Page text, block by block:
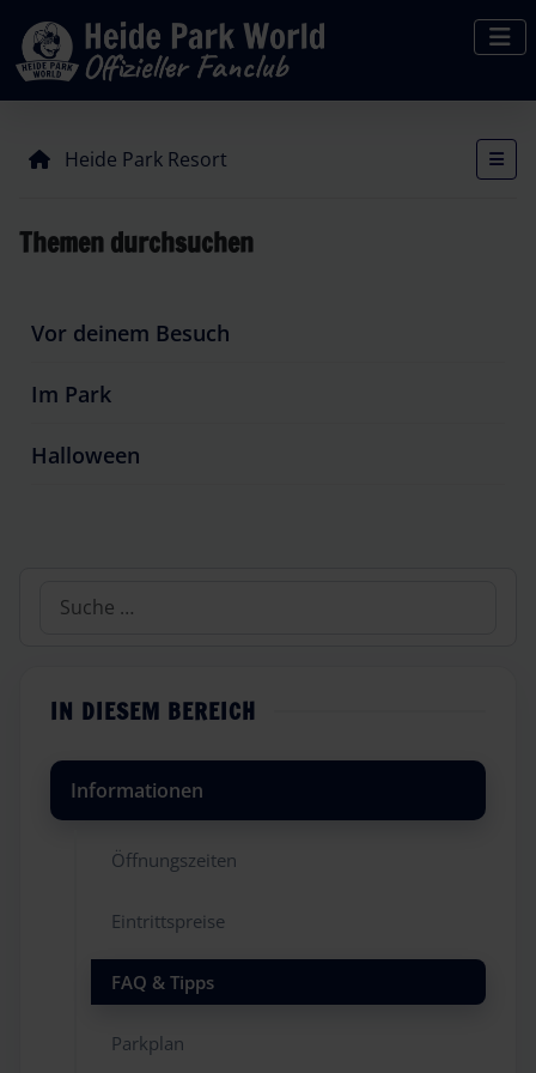
Heide Park Resort
Themen durchsuchen
Vor deinem Besuch
Im Park
Halloween
Suchen
IN DIESEM BEREICH
Informationen
Öffnungszeiten
Eintrittspreise
FAQ & Tipps
Parkplan